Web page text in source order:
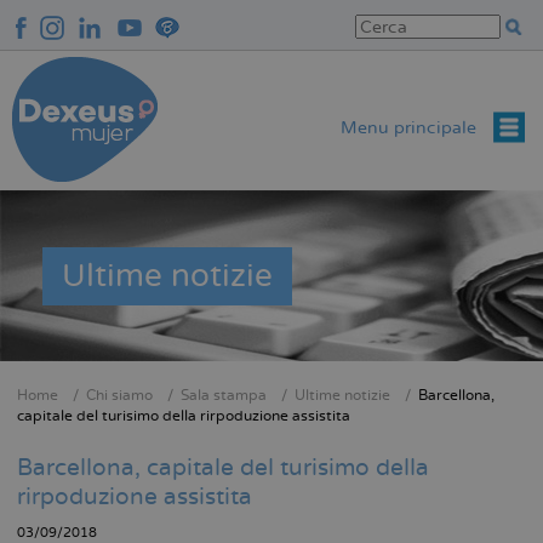
contenuto
principale
Menu principale
Ultime notizie
Briciole
pane
Home Chi siamo Sala stampa Ultime notizie
Barcellona,
capitale del turisimo della rirpoduzione assistita
Barcellona, capitale del turisimo della
rirpoduzione assistita
03/09/2018